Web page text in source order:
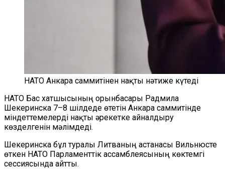
НАТО Анкара саммитінен нақты нәтиже күтеді
НАТО Бас хатшысының орынбасары Радмила
Шекеринска 7–8 шілдеде өтетін Анкара саммитінде
міндеттемелерді нақты әрекетке айналдыру
көзделгенін мәлімдеді.
Шекеринска бұл туралы Литваның астанасы Вильнюсте
өткен НАТО Парламенттік ассамблеясының көктемгі
сессиясында айтты.